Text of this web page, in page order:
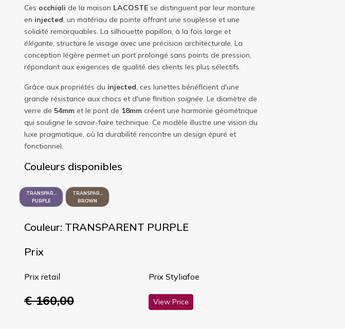
Ces occhiali de la maison LACOSTE se distinguent par leur monture
en injected, un matériau de pointe offrant une souplesse et une
solidité remarquables. La silhouette papillon, à la fois large et
élégante, structure le visage avec une précision architecturale. La
conception légère permet un port prolongé sans points de pression,
répondant aux exigences de qualité des clients les plus sélectifs.
Grâce aux propriétés du injected, ces lunettes bénéficient d'une
grande résistance aux chocs et d'une finition soignée. Le diamètre de
verre de 54mm et le pont de 18mm créent une harmonie géométrique
qui souligne le savoir-faire technique. Ce modèle illustre une vision du
luxe pragmatique, où la durabilité rencontre un design épuré et
fonctionnel.
Couleurs disponibles
TRANSPARENT
PURPLE
TRANSPARENT
BROWN
Couleur: TRANSPARENT PURPLE
Prix
Prix retail
€ 160,00
Prix Styliafoe
View Price